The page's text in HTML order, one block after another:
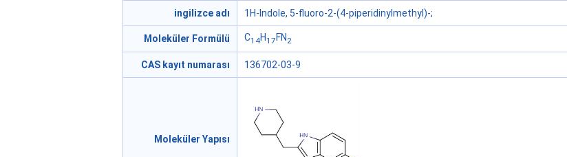
ingilizce adı 1H-Indole, 5-fluoro-2-(4-piperidinylmethyl)-;
Moleküler Formülü C14H17 FN 2
CAS kayıt numarası 136702-03-9
Moleküler Yapısı